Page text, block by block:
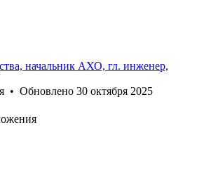
начальник АХО, гл. инженер,
• Обновлено 30 октября 2025